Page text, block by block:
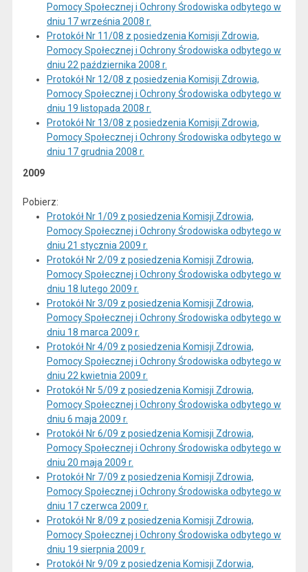
Pomocy Społecznej i Ochrony Środowiska odbytego w
dniu 17 września 2008 r.
Protokół Nr 11/08 z posiedzenia Komisji Zdrowia,
Pomocy Społecznej i Ochrony Środowiska odbytego w
dniu 22 października 2008 r.
Protokół Nr 12/08 z posiedzenia Komisji Zdrowia,
Pomocy Społecznej i Ochrony Środowiska odbytego w
dniu 19 listopada 2008 r.
Protokół Nr 13/08 z posiedzenia Komisji Zdrowia,
Pomocy Społecznej i Ochrony Środowiska odbytego w
dniu 17 grudnia 2008 r.
2009
Pobierz:
Protokół Nr 1/09 z posiedzenia Komisji Zdrowia,
Pomocy Społecznej i Ochrony Środowiska odbytego w
dniu 21 stycznia 2009 r.
Protokół Nr 2/09 z posiedzenia Komisji Zdrowia,
Pomocy Społecznej i Ochrony Środowiska odbytego w
dniu 18 lutego 2009 r.
Protokół Nr 3/09 z posiedzenia Komisji Zdrowia,
Pomocy Społecznej i Ochrony Środowiska odbytego w
dniu 18 marca 2009 r.
Protokół Nr 4/09 z posiedzenia Komisji Zdrowia,
Pomocy Społecznej i Ochrony Środowiska odbytego w
dniu 22 kwietnia 2009 r.
Protokół Nr 5/09 z posiedzenia Komisji Zdrowia,
Pomocy Społecznej i Ochrony Środowiska odbytego w
dniu 6 maja 2009 r.
Protokół Nr 6/09 z posiedzenia Komisji Zdrowia,
Pomocy Społecznej i Ochrony Środowiska odbytego w
dniu 20 maja 2009 r.
Protokół Nr 7/09 z posiedzenia Komisji Zdrowia,
Pomocy Społecznej i Ochrony Środowiska odbytego w
dniu 17 czerwca 2009 r.
Protokół Nr 8/09 z posiedzenia Komisji Zdrowia,
Pomocy Społecznej i Ochrony Środowiska odbytego w
dniu 19 sierpnia 2009 r.
Protokół Nr 9/09 z posiedzenia Komisji Zdorwia,